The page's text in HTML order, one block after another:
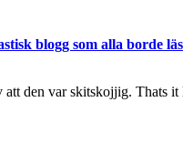
blogg som alla borde
att den var skitskojjig. Thats it